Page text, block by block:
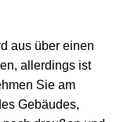
aus über einen
allerdings ist
Sie am
Gebäudes,